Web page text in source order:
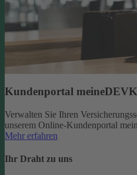
Kundenportal meineDEVK
Verwalten Sie Ihren
unserem Online-Kundenportal
Mehr erfahren
Ihr Draht zu uns